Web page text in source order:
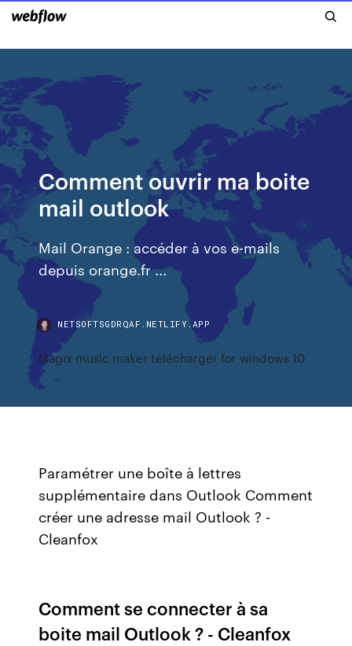
Comment ouvrir ma boite
mail outlook
Mail Orange : accéder à vos e-mails
depuis orange.fr ...
NETSOFTSGDRQAF.NETLIFY.APP
Magix music maker télécharger for windows 10
Paramétrer une boîte à lettres
supplémentaire dans Outlook Comment
créer une adresse mail Outlook ? -
Cleanfox
Comment se connecter à sa
boite mail Outlook ? - Cleanfox